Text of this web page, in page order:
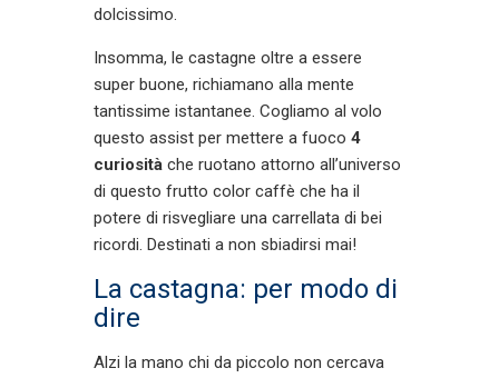
dolcissimo.
Insomma, le castagne oltre a essere
super buone, richiamano alla mente
tantissime istantanee. Cogliamo al volo
questo assist per mettere a fuoco 4
curiosità che ruotano attorno all’universo
di questo frutto color caffè che ha il
potere di risvegliare una carrellata di bei
ricordi. Destinati a non sbiadirsi mai!
La castagna: per modo di
dire
Alzi la mano chi da piccolo non cercava